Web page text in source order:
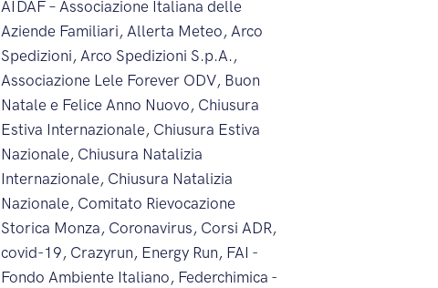
AIDAF – Associazione Italiana delle
Aziende Familiari, Allerta Meteo, Arco
Spedizioni, Arco Spedizioni S.p.A.,
Associazione Lele Forever ODV, Buon
Natale e Felice Anno Nuovo, Chiusura
Estiva Internazionale, Chiusura Estiva
Nazionale, Chiusura Natalizia
Internazionale, Chiusura Natalizia
Nazionale, Comitato Rievocazione
Storica Monza, Coronavirus, Corsi ADR,
covid-19, Crazyrun, Energy Run, FAI -
Fondo Ambiente Italiano, Federchimica -